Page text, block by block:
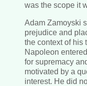
was the scope it
Adam Zamoyski
prejudice and
the context of his
Napoleon
for supremacy
motivated by a
interest. He did